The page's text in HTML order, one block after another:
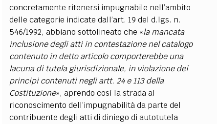
concretamente ritenersi impugnabile nell’ambito
delle categorie indicate dall’art. 19 del d.lgs. n.
546/1992, abbiano sottolineato che «la mancata
inclusione degli atti in contestazione nel catalogo
contenuto in detto articolo comporterebbe una
lacuna di tutela giurisdizionale, in violazione dei
principi contenuti negli artt. 24 e 113 della
Costituzione», aprendo così la strada al
riconoscimento dell’impugnabilità da parte del
contribuente degli atti di diniego di autotutela